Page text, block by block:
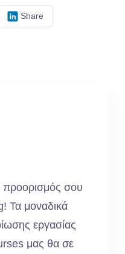
Share
προορισμός σου
Τα μοναδικά
εργασίας
μας θα σε